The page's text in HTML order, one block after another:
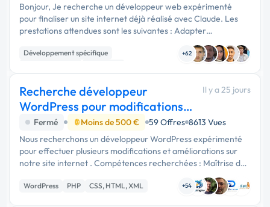
Bonjour, Je recherche un développeur web expérimenté
pour finaliser un site internet déjà réalisé avec Claude. Les
prestations attendues sont les suivantes : Adapter
parfaitement le site à tous les supports (iPhone, Android,
tablettes et …
Développement spécifique
+62
Recherche développeur
WordPress pour modifications
de site
Il y a 25 jours
Fermé Moins de 500 € 59 Offres 8613 Vues
Nous recherchons un développeur WordPress expérimenté
pour effectuer plusieurs modifications et améliorations sur
notre site internet . Compétences recherchées : Maîtrise de
WordPress ; Modification de thèmes et extensions ;
Développement PHP, …
WordPress PHP CSS, HTML, XML +54